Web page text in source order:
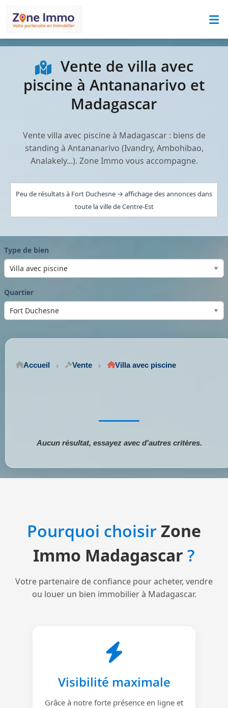
Vente de villa avec
piscine à Antananarivo et
Madagascar
Vente villa avec piscine à Madagascar : biens de
standing à Antananarivo (Ivandry, Ambohibao,
Analakely...). Zone Immo vous accompagne.
Peu de résultats à Fort Duchesne → affichage des annonces dans
toute la ville de Centre-Est
Type de bien
Quartier
Accueil Vente Villa avec piscine
Aucun résultat, essayez avec d'autres critères.
Pourquoi choisirZone
Immo Madagascar ?
Votre partenaire de confiance pour acheter, vendre
ou louer un bien immobilier à Madagascar.
Visibilité maximale
Grâce à notre forte présence en ligne et